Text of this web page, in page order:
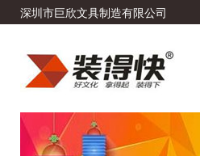
深圳市巨欣文具制造有限公司